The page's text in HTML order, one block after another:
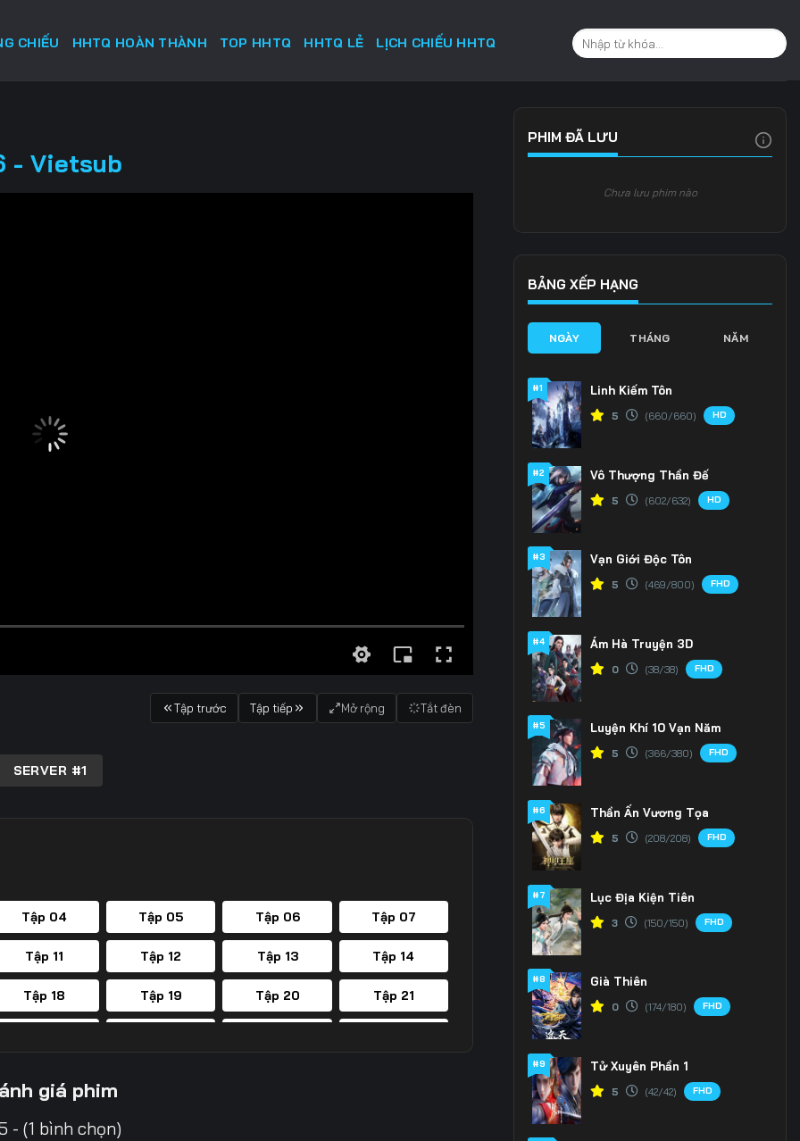
CHIẾU HHTQ HOÀN THÀNH TOP HHTQ HHTQ LẺ LỊCH CHIẾU HHTQ
- Vietsub
Tập trước Tập tiếp Mở rộng Tắt đèn
SERVER #1
Tập 04 Tập 05 Tập 06 Tập 07
Tập 11 Tập 12 Tập 13 Tập 14
Tập 18 Tập 19 Tập 20 Tập 21
giá phim
- (1 bình chọn)
PHIM ĐÃ LƯU
Chưa lưu phim nào
BẢNG XẾP HẠNG
NGÀY THÁNG NĂM
#1 Linh Kiếm Tôn
5 (660/660) HD
#2 Vô Thượng Thần Đế
5 (602/632) HD
#3 Vạn Giới Độc Tôn
5 (469/800) FHD
#4 Ám Hà Truyện 3D
0 (38/38) FHD
#5 Luyện Khí 10 Vạn Năm
5 (366/380) FHD
#6 Thần Ấn Vương Tọa
5 (208/208) FHD
#7 Lục Địa Kiện Tiên
3 (150/150) FHD
#8 Già Thiên
0 (174/180) FHD
#9 Tử Xuyên Phần 1
5 (42/42) FHD